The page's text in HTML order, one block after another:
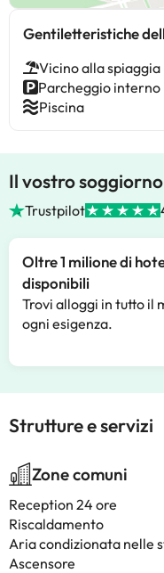
Gentiletteristiche
Vicino alla spiaggia
Parcheggio interno
Piscina
Il vostro
Trustpilot
Oltre 1 milione di
disponibili
Trovi alloggi in tutto il
ogni esigenza.
Strutture e servizi
Zone comuni
Reception 24 ore
Riscaldamento
Aria condizionata nelle
Ascensore